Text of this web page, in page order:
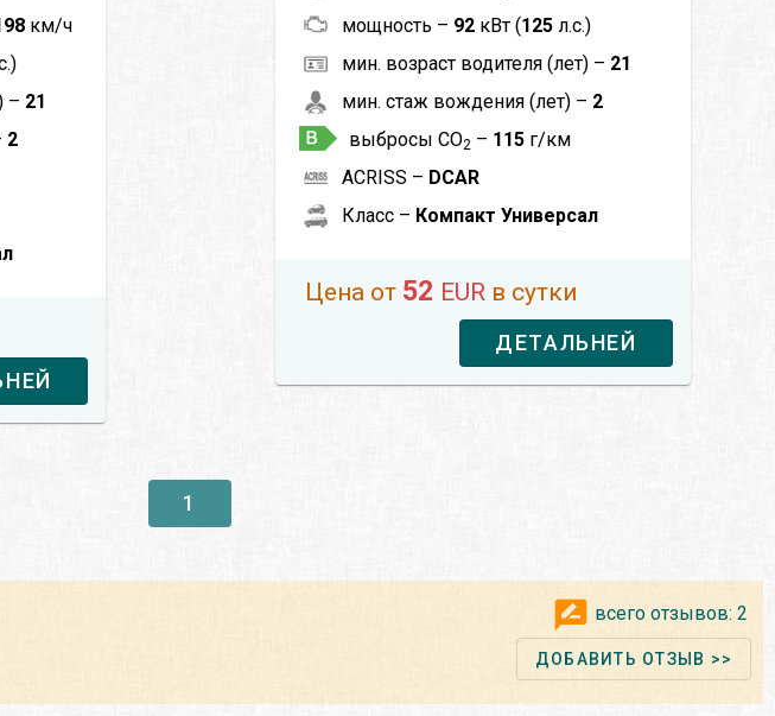
км/ч
– 21
2
мощность – 92 кВт (125л.с.)
мин. возраст водителя (лет) – 21
мин. стаж вождения (лет) – 2
выбросы CO2 – 115 г/км
ACRISS – DCAR
Класс – Компакт Универсал
Цена от 52 EUR в сутки
ДЕТАЛЬНЕЙ
1
всего отзывов: 2
ДОБАВИТЬ ОТЗЫВ >>